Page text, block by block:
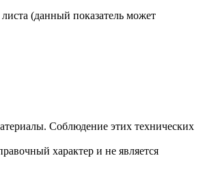
(данный показатель может
Соблюдение этих технических
характер и не является